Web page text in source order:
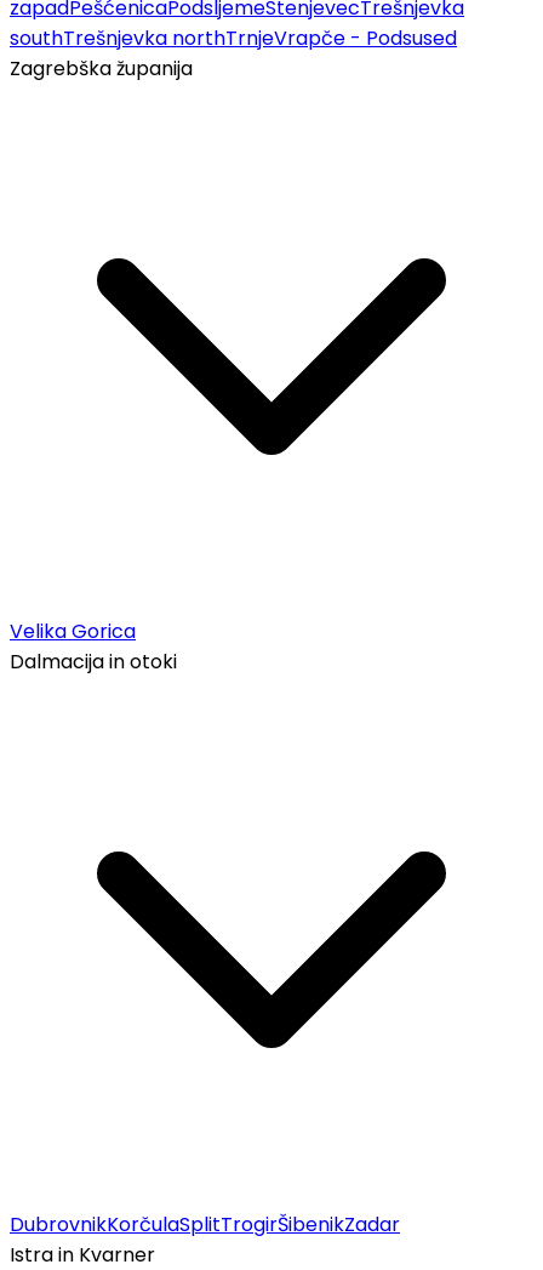
zapadPešćenicaPodsljemeStenjevecTrešnjevka
southTrešnjevka northTrnjeVrapče - Podsused
Zagrebška županija
Velika Gorica
Dalmacija in otoki
DubrovnikKorčulaSplitTrogirŠibenikZadar
Istra in Kvarner